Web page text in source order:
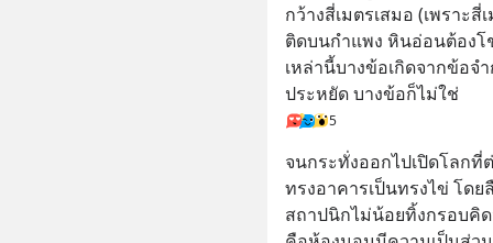
กว้างสี่เมตรเสมอ (เพราะ
ติดบนกำแพง หินอ่อนต้องโ
เหล่านี้บางข้อเกิดจากข้อจ
ประหยัด บางข้อก็ไม่ใช่
5
จนกระทั่งออกไปเปิดโลกที่
ทรงอาคารเป็นทรงไข่ โดย
สถาปนิกไม่น้อยทิ้งกรอบคิ